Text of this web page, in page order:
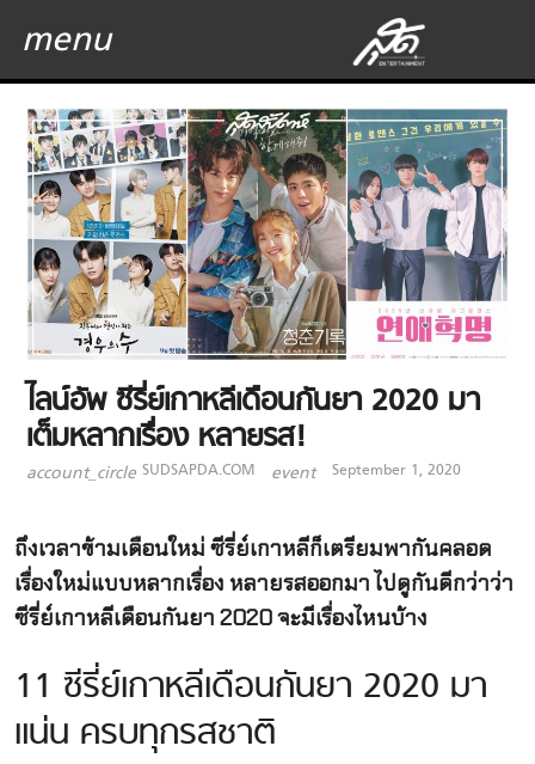
menu
ไลน์อัพ ซีรี่ย์เกาหลีเดือนกันยา 2020 มา
เต็มหลากเรื่อง หลายรส!
account_circle SUDSAPDA.COM event September 1, 2020
ถึงเวลาข้ามเดือนใหม่ ซีรี่ย์เกาหลีก็เตรียมพากันคลอด
เรื่องใหม่แบบหลากเรื่อง หลายรสออกมา ไปดูกันดีกว่าว่า
ซีรี่ย์เกาหลีเดือนกันยา 2020 จะมีเรื่องไหนบ้าง
11 ซีรี่ย์เกาหลีเดือนกันยา 2020 มา
แน่น ครบทุกรสชาติ